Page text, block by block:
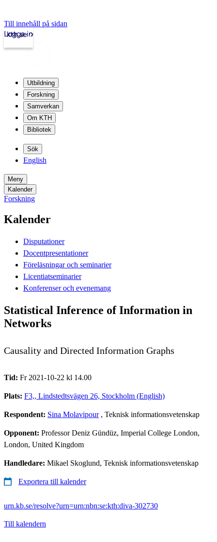
Till innehåll på sidan
kth.se
Logga in
Utbildning
Forskning
Samverkan
Om KTH
Bibliotek
Sök
English
Meny
Kalender
Forskning
Kalender
Disputationer
Docentpresentationer
Föreläsningar och seminarier
Licentiatseminarier
Konferenser och evenemang
Statistical Inference of Information in
Networks
Causality and Directed Information Graphs
Tid: Fr 2021-10-22 kl 14.00
Plats: F3,, Lindstedtsvägen 26, Stockholm (English)
Respondent: Sina Molavipour, Teknisk informationsvetenskap
Opponent: Professor Deniz Gündüz, Imperial College London,
London, United Kingdom
Handledare: Mikael Skoglund, Teknisk informationsvetenskap
Exportera till kalender
urn.kb.se/resolve?urn=urn:nbn:se:kth:diva-302730
Till kalendern